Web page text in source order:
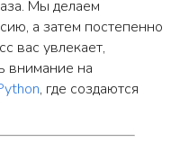
Мы делаем
а затем постепенно
вас увлекает,
внимание на
, где создаются